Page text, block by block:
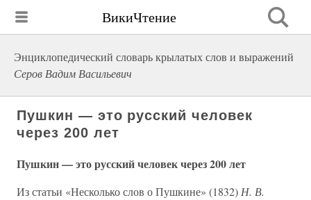
ВикиЧтение
Энциклопедический словарь крылатых слов и выражений
Серов Вадим Васильевич
Пушкин — это русский человек
через 200 лет
Пушкин — это русский человек через 200 лет
Из статьи «Несколько слов о Пушкине» (1832) Н. В.